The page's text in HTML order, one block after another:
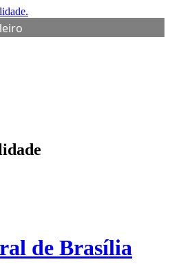
de Brasília